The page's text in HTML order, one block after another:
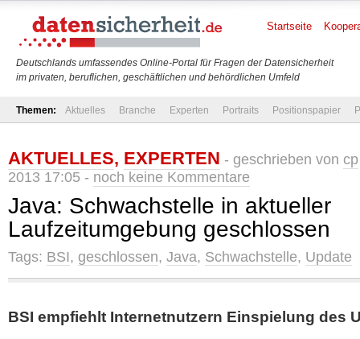
Deutschlands umfassendes Online-Portal für Fragen der Datensicherheit
im privaten, beruflichen, geschäftlichen und behördlichen Umfeld
Startseite
Themen: Aktuelles Branche Experten Portraits Positionspapier
AKTUELLES, EXPERTEN - geschrieben von cp
2013 17:05 - noch keine Kommentare
Java: Schwachstelle in aktueller
Laufzeitumgebung geschlossen
Tags: BSI, geschlossen, Java, Schwachstelle, Update
BSI empfiehlt Internetnutzern Einspielung des